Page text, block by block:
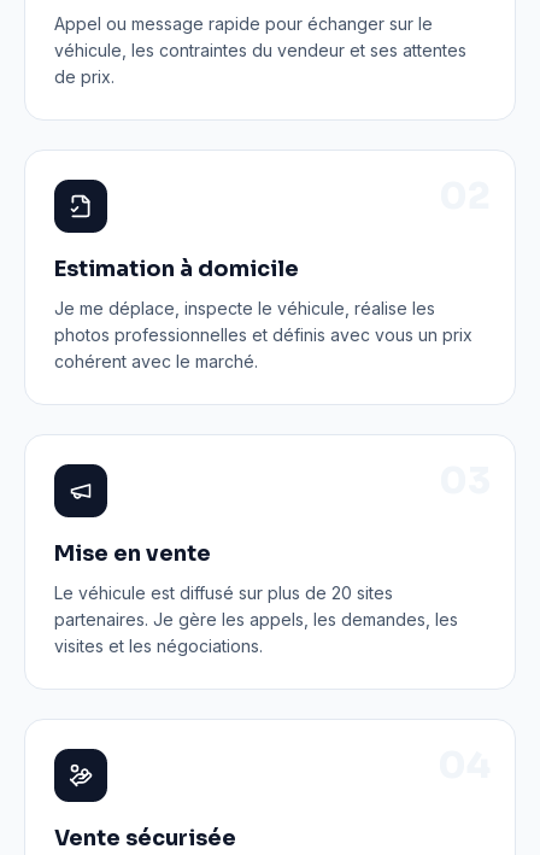
Appel ou message rapide pour échanger sur le
véhicule, les contraintes du vendeur et ses attentes
de prix.
Estimation à domicile
Je me déplace, inspecte le véhicule, réalise les
photos professionnelles et définis avec vous un prix
cohérent avec le marché.
Mise en vente
Le véhicule est diffusé sur plus de 20 sites
partenaires. Je gère les appels, les demandes, les
visites et les négociations.
Vente sécurisée